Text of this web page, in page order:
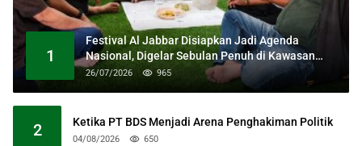
1
Festival Al Jabbar Disiapkan Jadi Agenda
Nasional, Digelar Sebulan Penuh di Kawasan
Masjid Raya Al Jabbar
26/07/2026 965
2 Ketika PT BDS Menjadi Arena Penghakiman Politik
04/08/2026 650